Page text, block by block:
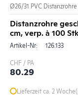
Ø26/31 PVC
Distanzrohre
cm, verp. à 100
Artikel-Nr: 126.133
CHF / PA
80.29
Lieferzeit ca. 2